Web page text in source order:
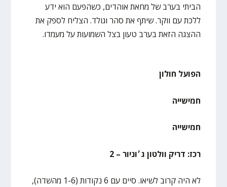
הביתי בערב של מחאת אוהדים, כשהפעם הוא ידע
ללכת עם ווקר. שיתף את סהר וגולד. הצליח לספק את
ההצגה הזאת בערב טעון בצל השמועות על מעמדו.
הפועל חולון
חמישייה
חמישייה
רכז: דריק וולטון ג׳וניור – 2
לא היה קרוב לשיאו. סיים עם 6 נקודות (1-6 מהשדה),